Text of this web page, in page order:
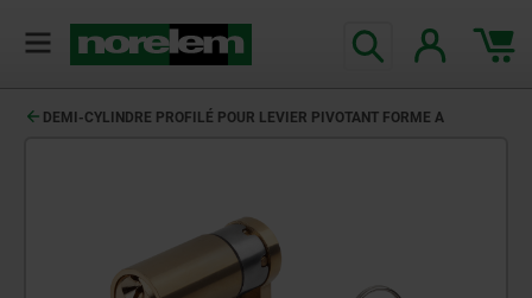
DEMI-CYLINDRE PROFILÉ POUR LEVIER PIVOTANT FORME A